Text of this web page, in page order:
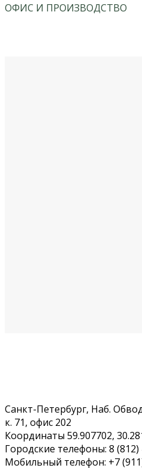
ОФИС И ПРОИЗВОДСТВО
Санкт-Петербург, Наб.
к. 71, офис 202
Координаты 59.907702,
Городские телефоны: 8 (812)
Мобильный телефон: +7